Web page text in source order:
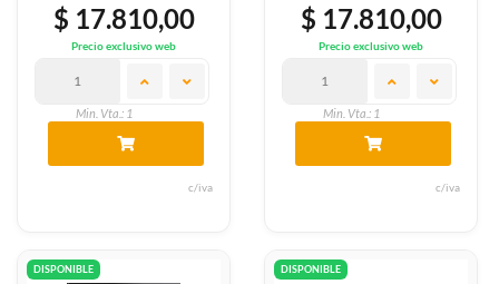
$ 17.810,00
Precio exclusivo web
Min. Vta.: 1
c/iva
$ 17.810,00
Precio exclusivo web
Min. Vta.: 1
c/iva
DISPONIBLE DISPONIBLE